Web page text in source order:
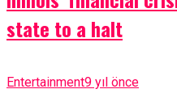
state to a halt
Entertainment9 yıl önce